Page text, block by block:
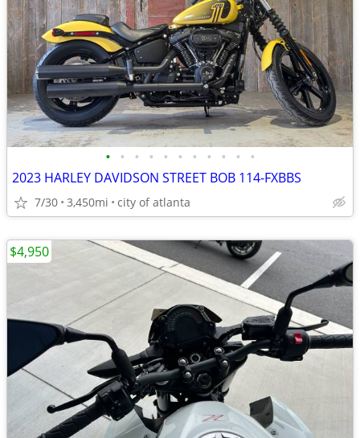
• • • • • • • • • • •
2023 HARLEY DAVIDSON STREET BOB 114-FXBBS
7/30 3,450mi city of atlanta
$4,950